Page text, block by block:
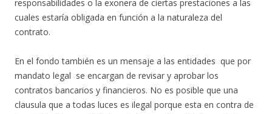
responsabilidades o la exonera de ciertas prestaciones a las
cuales estaría obligada en función a la naturaleza del
contrato.
En el fondo también es un mensaje a las entidades que por
mandato legal se encargan de revisar y aprobar los
contratos bancarios y financieros. No es posible que una
clausula que a todas luces es ilegal porque esta en contra de